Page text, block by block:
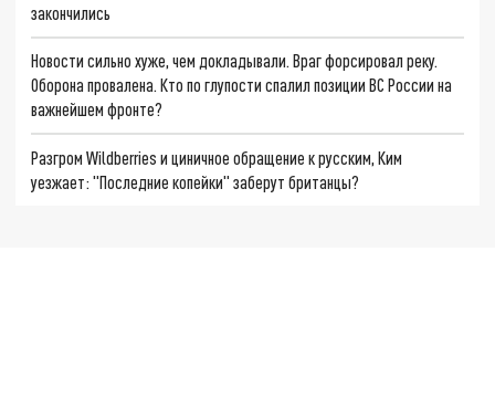
закончились
Новости сильно хуже, чем докладывали. Враг форсировал реку.
Оборона провалена. Кто по глупости спалил позиции ВС России на
важнейшем фронте?
Разгром Wildberries и циничное обращение к русским, Ким
уезжает: "Последние копейки" заберут британцы?